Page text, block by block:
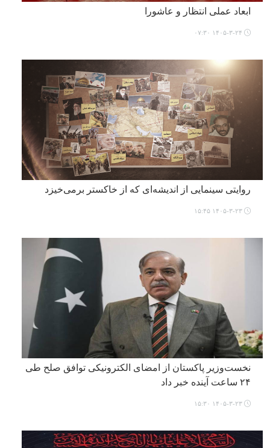
ابعاد عملی انتظار و عاشورا
روایتی سینمایی از اندیشه‌ای که از خاکستر برمی‌خیزد
نخست‌وزیر پاکستان از امضای الکترونیکی توافق صلح طی
۲۴ ساعت آینده خبر داد